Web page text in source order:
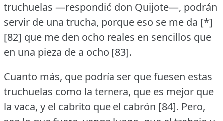
truchuelas —respondió don Quijote—, podrán
servir de una trucha, porque eso se me da [*]
[82] que me den ocho reales en sencillos que
en una pieza de a ocho [83].
Cuanto más, que podría ser que fuesen estas
truchuelas como la ternera, que es mejor que
la vaca, y el cabrito que el cabrón [84]. Pero,